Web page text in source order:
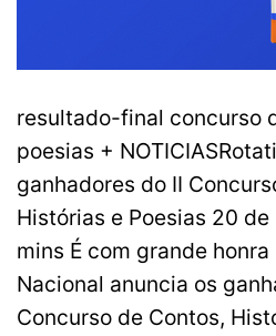
resultado-final concurso
poesias +
ganhadores do II
Histórias e Poesias 20
mins É com grande honra
Nacional anuncia os
Concurso de Contos,